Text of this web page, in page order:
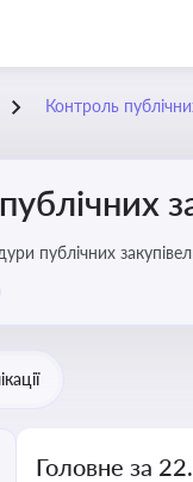
Контроль
публічних
дозволяє бізнесу
Головне за